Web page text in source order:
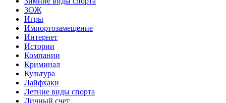
ЗОЖ
Игры
Импортозамещение
Интернет
Истории
Компании
Криминал
Культура
Лайфхаки
Летние виды спорта
Личный счет